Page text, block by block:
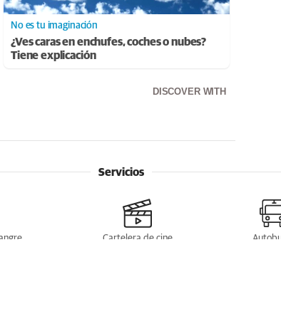
No es tu imaginación
¿Ves caras en enchufes, coches o nubes?
Tiene explicación
DISCOVER WITH
Servicios
Cartelera de cine